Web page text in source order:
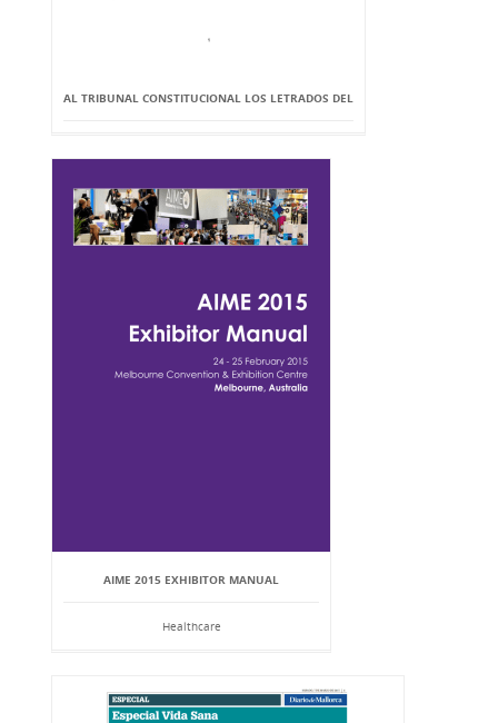
AL TRIBUNAL CONSTITUCIONAL LOS LETRADOS DEL
AIME 2015 EXHIBITOR MANUAL
Healthcare